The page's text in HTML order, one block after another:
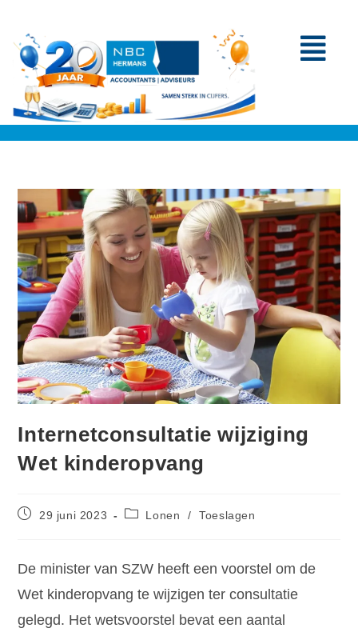
Internetconsultatie wijziging
Wet kinderopvang
29 juni 2023 Lonen / Toeslagen
De minister van SZW heeft een voorstel om de
Wet kinderopvang te wijzigen ter consultatie
gelegd. Het wetsvoorstel bevat een aantal